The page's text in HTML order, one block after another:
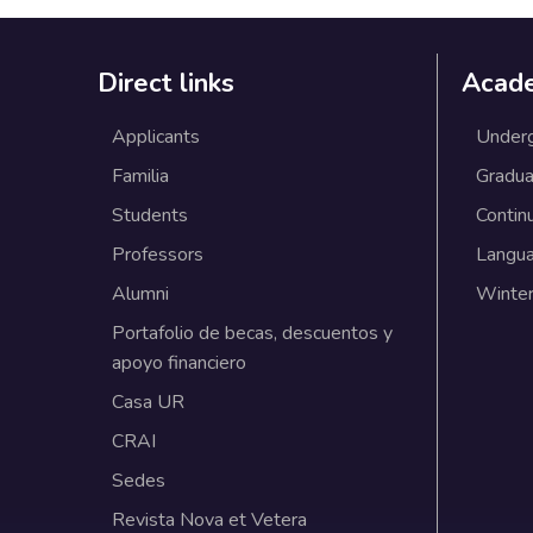
Direct links
Applicants
Familia
Students
Professors
Alumni
Portafolio de becas, descuentos y
apoyo financiero
Casa UR
CRAI
Sedes
Revista Nova et Vetera